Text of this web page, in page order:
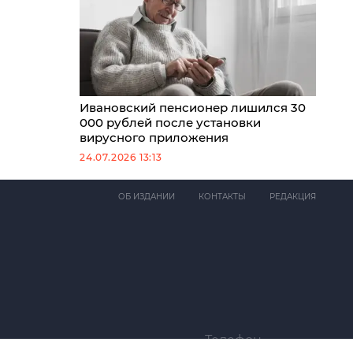
Ивановский пенсионер лишился 30
000 рублей после установки
вирусного приложения
24.07.2026 13:13
ОБ ИЗДАНИИ КОНТАКТЫ РЕДАКЦИЯ
Телефон